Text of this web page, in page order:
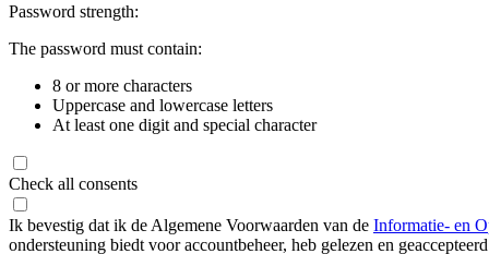
Password strength:
The password must contain:
8 or more characters
Uppercase and lowercase letters
At least one digit and special character
Check all consents
Ik bevestig dat ik de Algemene Voorwaarden van de Informatie- en
ondersteuning biedt voor accountbeheer, heb gelezen en